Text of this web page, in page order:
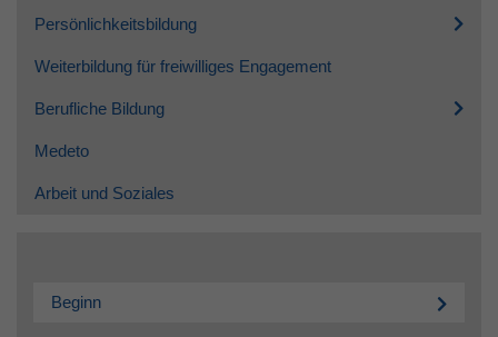
Persönlichkeitsbildung
Weiterbildung für freiwilliges Engagement
Berufliche Bildung
Medeto
Arbeit und Soziales
Beginn